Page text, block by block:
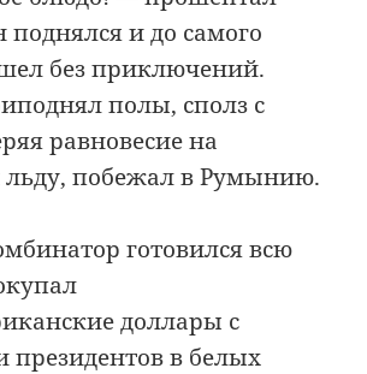
поднялся и до самого
без приключений.
полы, сполз с
равновесие на
побежал в Румынию.
готовился всю
доллары с
президентов в белых